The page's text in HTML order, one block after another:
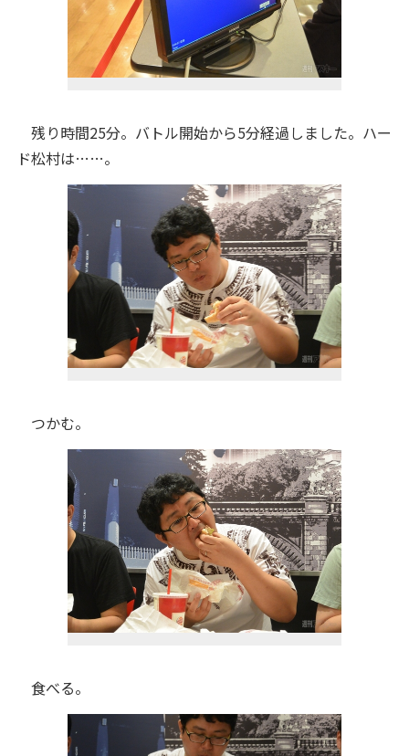
残り時間25分。バトル開始から5分経過しました。ハー
ド松村は……。
つかむ。
食べる。